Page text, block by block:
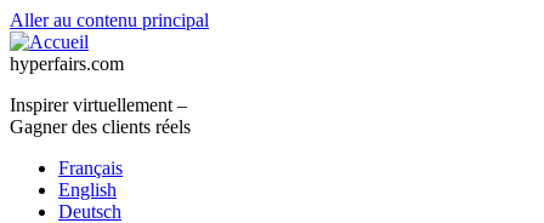
Aller au contenu principal
hyperfairs.com
Inspirer virtuellement –
Gagner des clients réels
Français
English
Deutsch